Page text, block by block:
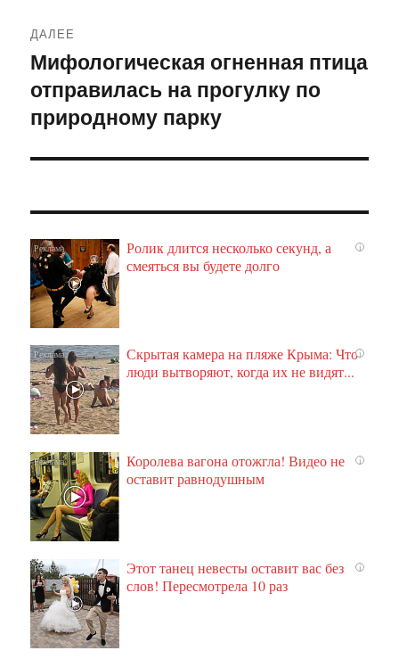
ДАЛЕЕ
Следующая
запись:
Мифологическая огненная птица
отправилась на прогулку по
природному парку
i
Ролик длится несколько секунд, а
смеяться вы будете долго
i
Скрытая камера на пляже Крыма: Что
люди вытворяют, когда их не видят...
i
Королева вагона отожгла! Видео не
оставит равнодушным
i
Этот танец невесты оставит вас без
слов! Пересмотрела 10 раз